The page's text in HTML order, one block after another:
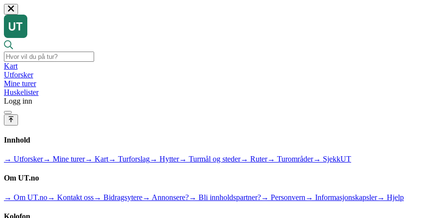
Kart
Utforsker
Mine turer
Huskelister
Logg inn
Innhold
→ Utforsker→ Mine turer→ Kart→ Turforslag→ Hytter→ Turmål og steder→ Ruter→ Turområder→ SjekkUT
Om UT.no
→ Om UT.no→ Kontakt oss→ Bidragsytere→ Annonsere?→ Bli innholdspartner?→ Personvern → Informasjonskapsler→ Hjelp
Kolofon